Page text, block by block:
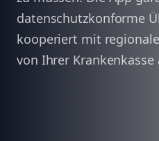
datenschutzkonforme
kooperiert mit
von Ihrer